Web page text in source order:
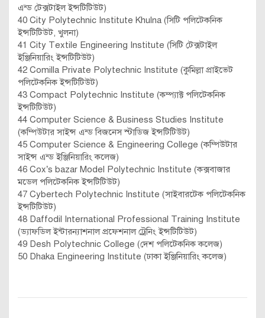
এন্ড টেক্সটাইল ইন্সটিটিউট)
40 City Polytechnic Institute Khulna (সিটি পলিটেকনিক
ইন্সটিটিউট, খুলনা)
41 City Textile Engineering Institute (সিটি টেক্সটাইল
ইঞ্জিনিয়ারিং ইন্সটিটিউট)
42 Comilla Private Polytechnic Institute (কুমিল্লা প্রাইভেট
পলিটেকনিক ইন্সটিটিউট)
43 Compact Polytechnic Institute (কম্প্যাক্ট পলিটেকনিক
ইন্সটিটিউট)
44 Computer Science & Business Studies Institute
(কম্পিউটার সাইন্স এন্ড বিজনেস স্টাডিজ ইন্সটিটিউট)
45 Computer Science & Engineering College (কম্পিউটার
সাইন্স এন্ড ইঞ্জিনিয়ারিং কলেজ)
46 Cox’s bazar Model Polytechnic Institute (কক্সবাজার
মডেল পলিটেকনিক ইন্সটিটিউট)
47 Cybertech Polytechnic Institute (সাইবারটেক পলিটেকনিক
ইন্সটিটিউট)
48 Daffodil International Professional Training Institute
(ড্যাফডিল ইন্টারন্যাশনাল প্রফেশনাল ট্রেনিং ইন্সটিটিউট)
49 Desh Polytechnic College (দেশ পলিটেকনিক কলেজ)
50 Dhaka Engineering Institute (ঢাকা ইঞ্জিনিয়ারিং কলেজ)